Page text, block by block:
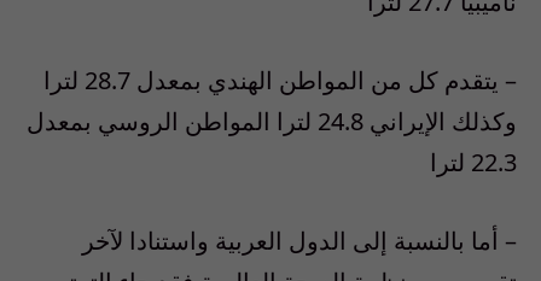
– يتقدم كل من المواطن الهندي بمعدل 28.7 لترا
وكذلك الإيراني 24.8 لترا المواطن الروسي بمعدل
22.3 لترا
– أما بالنسبة إلى الدول العربية واستنادا لآخر